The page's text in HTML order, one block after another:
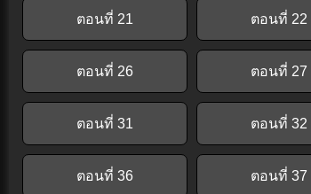
ตอนที่ 21 ตอนที่ 22
ตอนที่ 26 ตอนที่ 27
ตอนที่ 31 ตอนที่ 32
ตอนที่ 36 ตอนที่ 37